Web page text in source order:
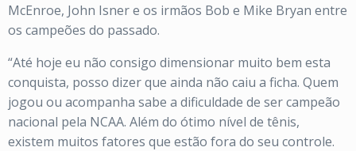
McEnroe, John Isner e os irmãos Bob e Mike Bryan entre
os campeões do passado.
“Até hoje eu não consigo dimensionar muito bem esta
conquista, posso dizer que ainda não caiu a ficha. Quem
jogou ou acompanha sabe a dificuldade de ser campeão
nacional pela NCAA. Além do ótimo nível de tênis,
existem muitos fatores que estão fora do seu controle.